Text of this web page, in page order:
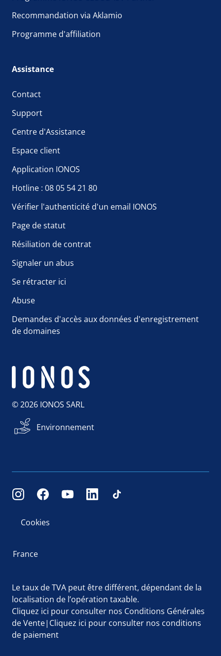
Recommandation via Aklamio
Programme d'affiliation
Assistance
Contact
Support
Centre d'Assistance
Espace client
Application IONOS
Hotline : 08 05 54 21 80
Vérifier l'authenticité d'un email IONOS
Page de statut
Résiliation de contrat
Signaler un abus
Se rétracter ici
Abuse
Demandes d'accès aux données d'enregistrement
de domaines
© 2026 IONOS SARL
Environnement
Cookies
France
Le taux de TVA peut être différent, dépendant de la
localisation de l’opération taxable.
Cliquez ici pour consulter nos Conditions Générales
de Vente| Cliquez ici pour consulter nos conditions
de paiement